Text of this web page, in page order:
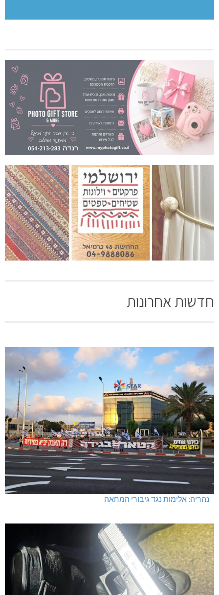
חדשות אחרונות
נהריה: אלימות נגד גיבורי המחאה